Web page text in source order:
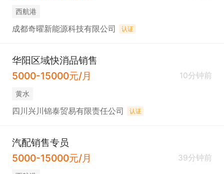
西航港
成都奇曜新能源科技有限公司 认证
华阳区域快消品销售
5000-15000元/月
10分钟前
黄水
四川兴川锦泰贸易有限责任公司 认证
汽配销售专员
5000-15000元/月
39分钟前